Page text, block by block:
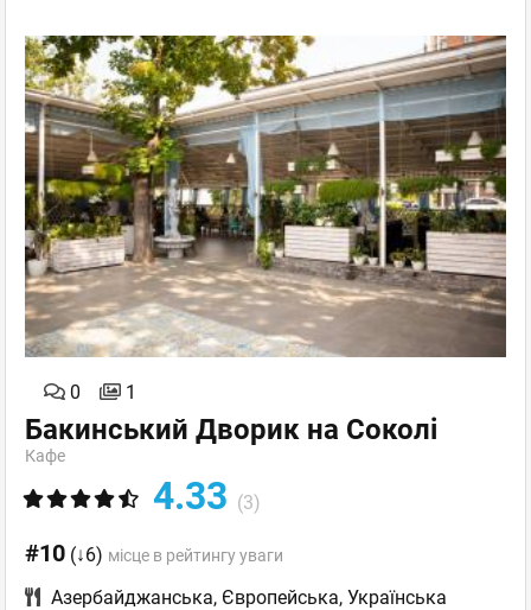
0 1
Бакинський Дворик на Соколі
Кафе
4.33 (3)
#10 (↓6) місце в рейтингу уваги
Азербайджанська, Європейська, Українська